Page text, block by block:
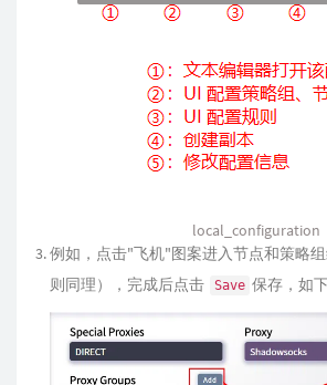
local_configuration
例如，点击"飞机"图案进入节点和策略
则同理），完成后点击
Save 保存，如